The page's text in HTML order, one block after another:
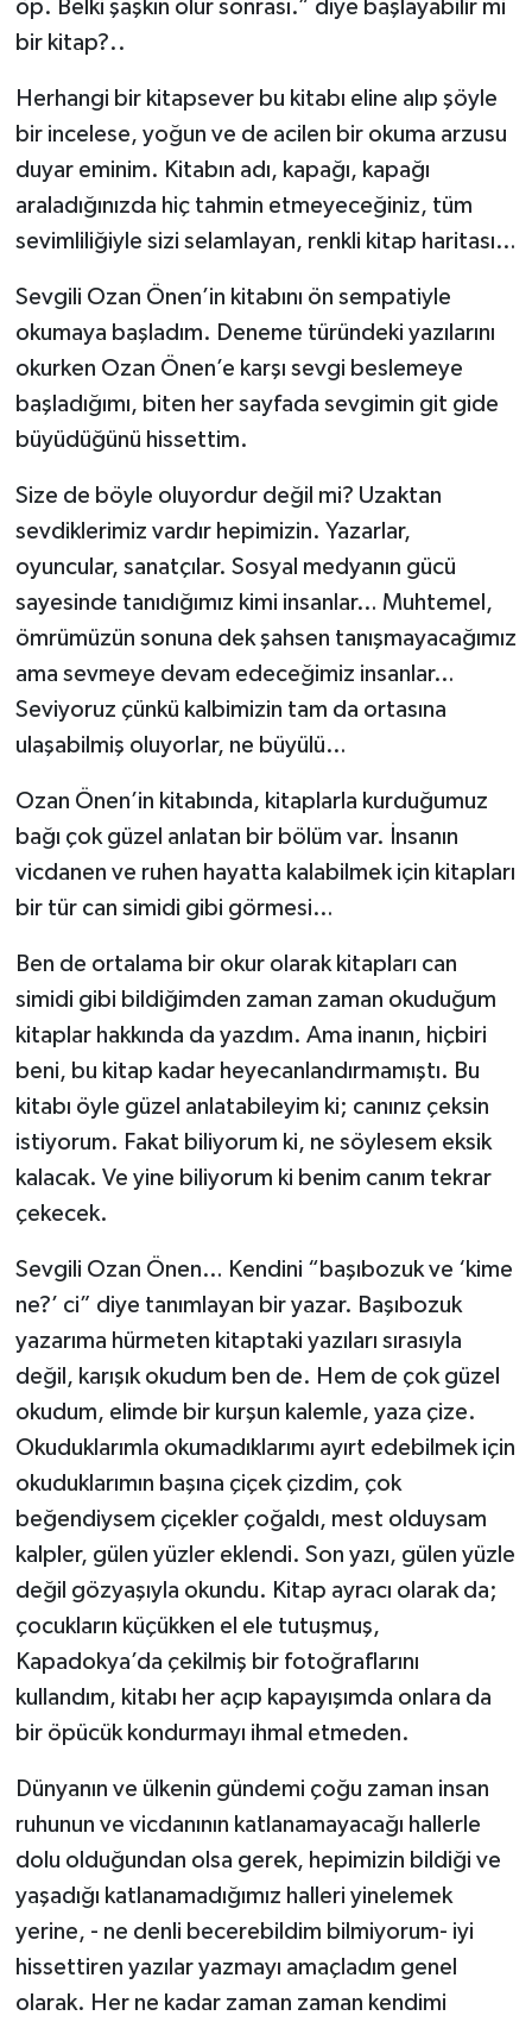
öp. Belki şaşkın olur sonrası.” diye başlayabilir mi
bir kitap?..
Herhangi bir kitapsever bu kitabı eline alıp şöyle
bir incelese, yoğun ve de acilen bir okuma arzusu
duyar eminim. Kitabın adı, kapağı, kapağı
araladığınızda hiç tahmin etmeyeceğiniz, tüm
sevimliliğiyle sizi selamlayan, renkli kitap haritası…
Sevgili Ozan Önen’in kitabını ön sempatiyle
okumaya başladım. Deneme türündeki yazılarını
okurken Ozan Önen’e karşı sevgi beslemeye
başladığımı, biten her sayfada sevgimin git gide
büyüdüğünü hissettim.
Size de böyle oluyordur değil mi? Uzaktan
sevdiklerimiz vardır hepimizin. Yazarlar,
oyuncular, sanatçılar. Sosyal medyanın gücü
sayesinde tanıdığımız kimi insanlar… Muhtemel,
ömrümüzün sonuna dek şahsen tanışmayacağımız
ama sevmeye devam edeceğimiz insanlar…
Seviyoruz çünkü kalbimizin tam da ortasına
ulaşabilmiş oluyorlar, ne büyülü…
Ozan Önen’in kitabında, kitaplarla kurduğumuz
bağı çok güzel anlatan bir bölüm var. İnsanın
vicdanen ve ruhen hayatta kalabilmek için kitapları
bir tür can simidi gibi görmesi…
Ben de ortalama bir okur olarak kitapları can
simidi gibi bildiğimden zaman zaman okuduğum
kitaplar hakkında da yazdım. Ama inanın, hiçbiri
beni, bu kitap kadar heyecanlandırmamıştı. Bu
kitabı öyle güzel anlatabileyim ki; canınız çeksin
istiyorum. Fakat biliyorum ki, ne söylesem eksik
kalacak. Ve yine biliyorum ki benim canım tekrar
çekecek.
Sevgili Ozan Önen… Kendini “başıbozuk ve ‘kime
ne?’ ci” diye tanımlayan bir yazar. Başıbozuk
yazarıma hürmeten kitaptaki yazıları sırasıyla
değil, karışık okudum ben de. Hem de çok güzel
okudum, elimde bir kurşun kalemle, yaza çize.
Okuduklarımla okumadıklarımı ayırt edebilmek için
okuduklarımın başına çiçek çizdim, çok
beğendiysem çiçekler çoğaldı, mest olduysam
kalpler, gülen yüzler eklendi. Son yazı, gülen yüzle
değil gözyaşıyla okundu. Kitap ayracı olarak da;
çocukların küçükken el ele tutuşmuş,
Kapadokya’da çekilmiş bir fotoğraflarını
kullandım, kitabı her açıp kapayışımda onlara da
bir öpücük kondurmayı ihmal etmeden.
Dünyanın ve ülkenin gündemi çoğu zaman insan
ruhunun ve vicdanının katlanamayacağı hallerle
dolu olduğundan olsa gerek, hepimizin bildiği ve
yaşadığı katlanamadığımız halleri yinelemek
yerine, - ne denli becerebildim bilmiyorum- iyi
hissettiren yazılar yazmayı amaçladım genel
olarak. Her ne kadar zaman zaman kendimi